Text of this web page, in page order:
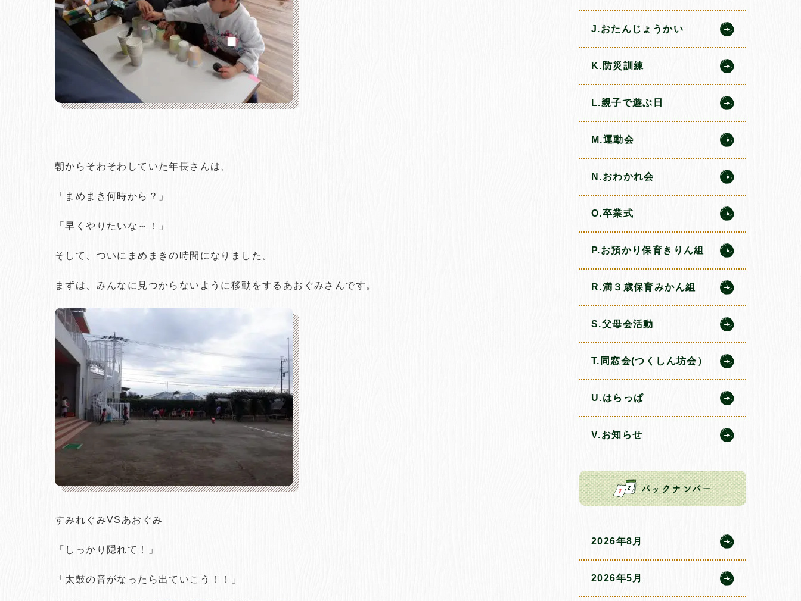
朝からそわそわしていた年長さんは、
「まめまき何時から？」
「早くやりたいな～！」
そして、ついにまめまきの時間になりました。
まずは、みんなに見つからないように移動をするあおぐみさんです。
すみれぐみVSあおぐみ
「しっかり隠れて！」
「太鼓の音がなったら出ていこう！！」
J.おたんじょうかい
K.防災訓練
L.親子で遊ぶ日
M.運動会
N.おわかれ会
O.卒業式
P.お預かり保育きりん組
R.満３歳保育みかん組
S.父母会活動
T.同窓会(つくしん坊会）
U.はらっぱ
V.お知らせ
バックナンバー
2026年8月
2026年5月